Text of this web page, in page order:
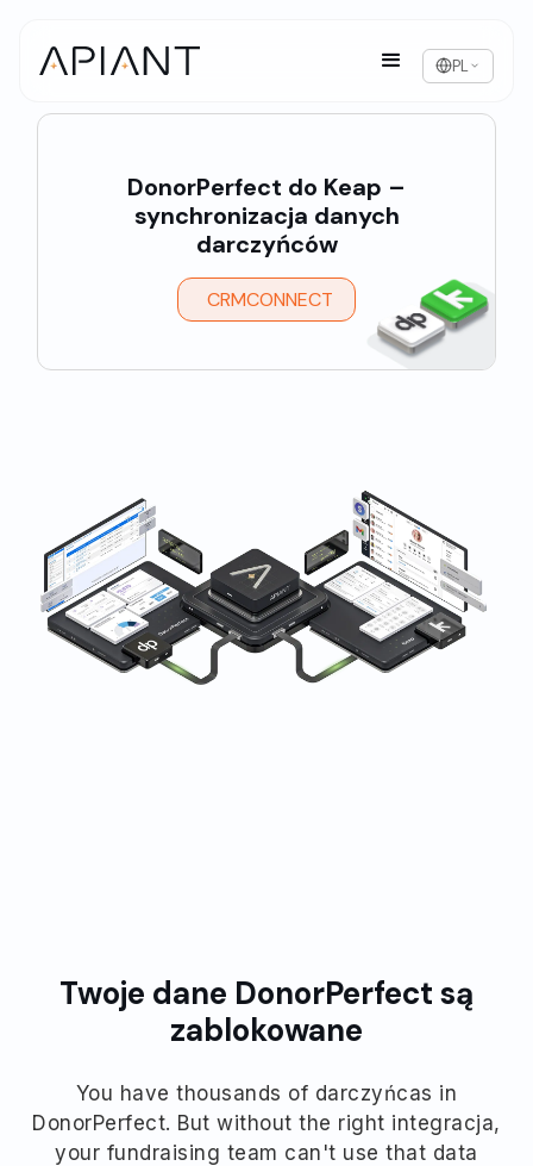
PL
DonorPerfect do Keap –
synchronizacja danych
darczyńców
CRMCONNECT
Twoje dane DonorPerfect są
zablokowane
You have thousands of darczyńcas in
DonorPerfect. But without the right integracja,
your fundraising team can't use that data